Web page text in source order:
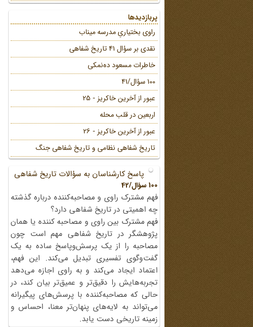
پربازدیدها
راوی بختیاریِ مدرسه میناب
نقدی بر سؤال 41 تاریخ شفاهی
خاطرات مسعود ده‌نمکی
100 سؤال/41
عبور از آخرین خاکریز - 25
اربعین در قلب محله
عبور از آخرین خاکریز - 26
تاریخ شفاهی نظامی و تاریخ شفاهی جنگ
پاسخ کارشناسان به سؤالات تاریخ شفاهی
100 سؤال/42
فهم مشترک راوی و مصاحبه‌کننده درباره گذشته
چه اهمیتی در تاریخ شفاهی دارد؟
فهم مشترک بین راوی و مصاحبه کننده یا همان
پژوهشگر در تاریخ شفاهی مهم است چون
مصاحبه را از یک پرسش‌وپاسخ ساده به یک
گفت‌وگوی تفسیری تبدیل می‌کند. این فهم،
اعتماد ایجاد می‌کند و به راوی اجازه می‌دهد
تجربه‌هایش را دقیق‌تر و عمیق‌تر بیان کند، در
حالی که مصاحبه‌کننده با پرسش‌های پیگیرانه
می‌تواند به لایه‌های پنهان‌تر معنا، احساس و
زمینه تاریخی دست یابد.